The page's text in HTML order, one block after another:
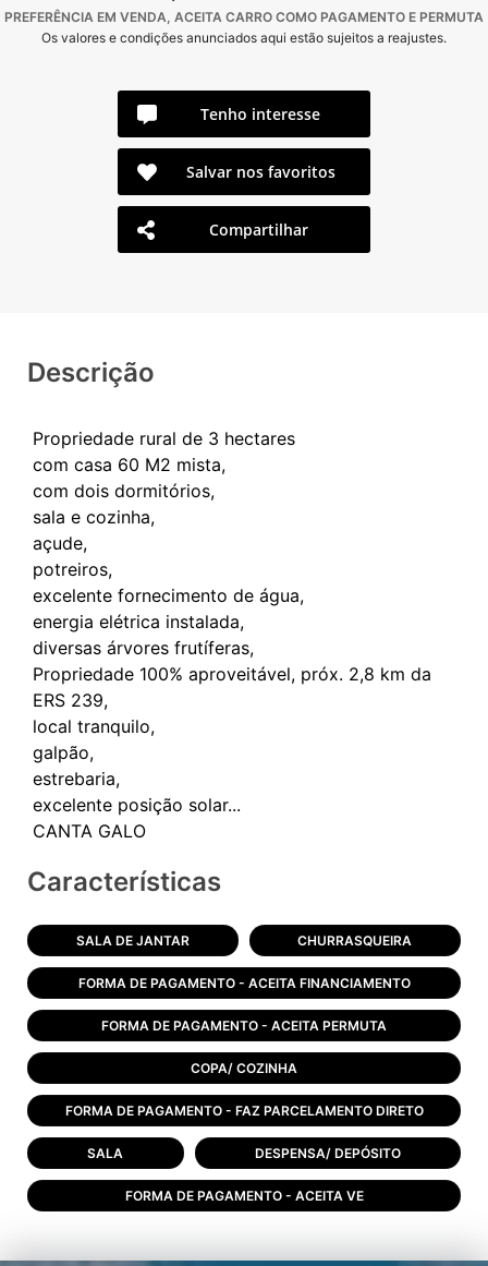
PREFERÊNCIA EM VENDA, ACEITA CARRO COMO PAGAMENTO E PERMUTA
Os valores e condições anunciados aqui estão sujeitos a reajustes.
Tenho interesse
Salvar nos favoritos
Compartilhar
Descrição
Propriedade rural de 3 hectares
com casa 60 M2 mista,
com dois dormitórios,
sala e cozinha,
açude,
potreiros,
excelente fornecimento de água,
energia elétrica instalada,
diversas árvores frutíferas,
Propriedade 100% aproveitável, próx. 2,8 km da
ERS 239,
local tranquilo,
galpão,
estrebaria,
excelente posição solar...
Características
SALA DE JANTAR CHURRASQUEIRA
FORMA DE PAGAMENTO - ACEITA FINANCIAMENTO
FORMA DE PAGAMENTO - ACEITA PERMUTA
COPA/ COZINHA
FORMA DE PAGAMENTO - FAZ PARCELAMENTO DIRETO
SALA DESPENSA/ DEPÓSITO
FORMA DE PAGAMENTO - ACEITA VE